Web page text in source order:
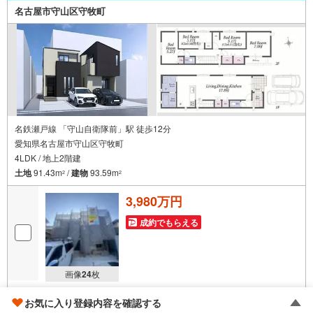
という方も大歓迎です！年間8000棟以上の限定物件を発表
しているオープンハウスだから出会える物件が多数ござい
ます。ぜひお気軽にご連絡・ご相談ください！※限定物件:
当社のみ、もしくは当社を含めた数社でのみご紹介可能な
オープンハウス・ディベロップメントの物件
名古屋市守山区守牧町
名鉄瀬戸線 「守山自衛隊前」駅 徒歩12分
愛知県名古屋市守山区守牧町
4LDK / 地上2階建
土地91.43m2 /建物93.59m2
画像24枚
3,980万円
成約でもらえる
おすすめポイント
並列駐車可能なカースペース付き。ZEH水準仕様の省エネ
お気に入り登録内容を確認する